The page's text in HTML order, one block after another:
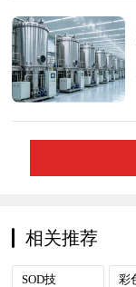
相关推荐
SOD技